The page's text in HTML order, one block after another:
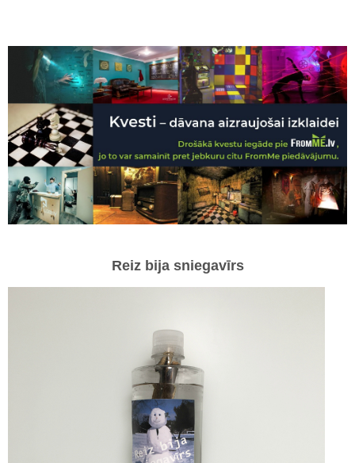
Reiz bija sniegavīrs